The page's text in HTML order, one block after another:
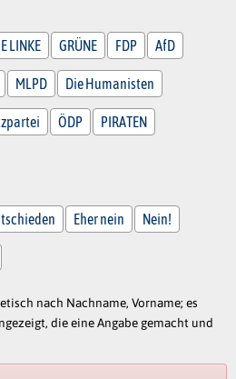
LINKE GRÜNE FDP AfD
MLPD Die Humanisten
ÖDP PIRATEN
Eher nein Nein!
nach Nachname, Vorname; es
die eine Angabe gemacht und